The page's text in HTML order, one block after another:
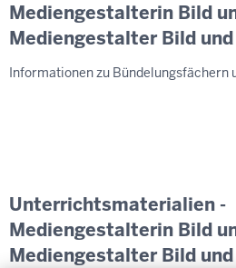
Mediengestalterin Bild
Mediengestalter Bild und
Informationen zu Bündelungsfächern
Unterrichtsmaterialien -
Mediengestalterin Bild
Mediengestalter Bild und